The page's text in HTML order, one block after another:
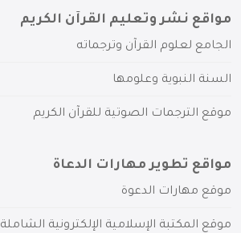
مواقع نشر وتعليم القرآن الكريم
الجامع لعلوم القرآن وترجماته
السنة النبوية وعلومها
موقع الترجمات الصوتية للقرآن الكريم
مواقع تطوير مهارات الدعاة
موقع مهارات الدعوة
موقع المكتبة الإسلامية الإلكترونية الشاملة